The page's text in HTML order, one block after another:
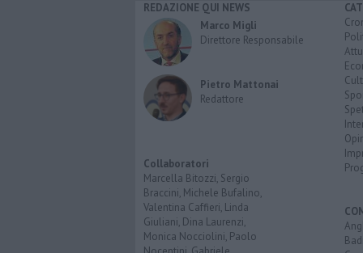
REDAZIONE QUI NEWS
Marco Migli
Direttore Responsabile
Pietro Mattonai
Redattore
Collaboratori
Marcella Bitozzi, Sergio
Braccini, Michele Bufalino,
Valentina Caffieri, Linda
Giuliani, Dina Laurenzi,
Monica Nocciolini, Paolo